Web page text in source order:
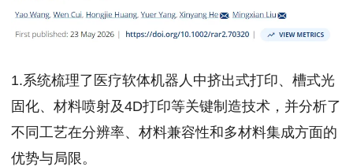
1.系统梳理了医疗软体机器人中挤出式打印、槽式光
固化、材料喷射及4D打印等关键制造技术，并分析了
不同工艺在分辨率、材料兼容性和多材料集成方面的
优势与局限。